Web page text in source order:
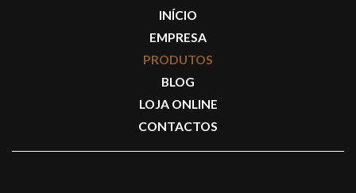
INÍCIO
EMPRESA
PRODUTOS
BLOG
LOJA ONLINE
CONTACTOS